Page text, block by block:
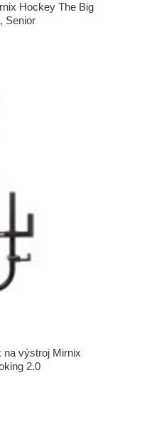
Hockey The Big
Senior
na výstroj Mirnix
2.0